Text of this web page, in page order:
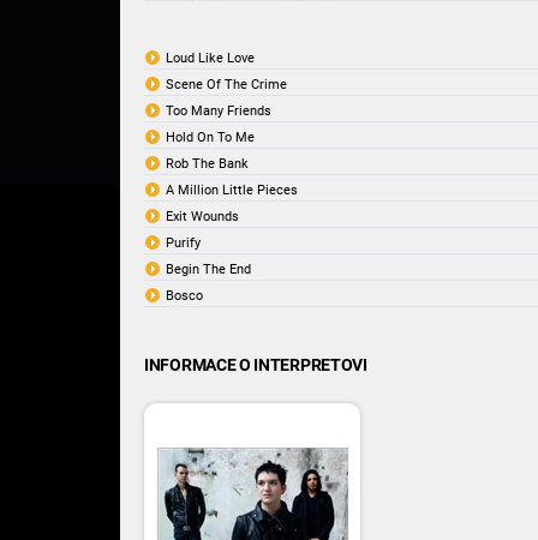
Loud Like Love
Scene Of The Crime
Too Many Friends
Hold On To Me
Rob The Bank
A Million Little Pieces
Exit Wounds
Purify
Begin The End
Bosco
INFORMACE O INTERPRETOVI